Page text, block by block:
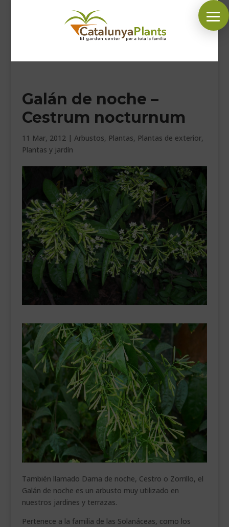
SÍGUENOS EN:
INICIO
PLANTAS
MASCOTAS
DECORACIÓN
HORARIO GARDEN
CONTACTAR
BLOG
___________________________
VEURE EN CATALÀ
Galán de noche –
Cestrum nocturnum
11 Mar, 2012| Arbustos, Plantas, Plantas de exterior,
Plantas y jardín
También llamado Dama de noche, Cestro o Zorrillo, el
Galán de noche es un arbusto muy utilizado en
nuestros jardines y terrazas.
Pertenece a la familia de las Solanáceas, como los